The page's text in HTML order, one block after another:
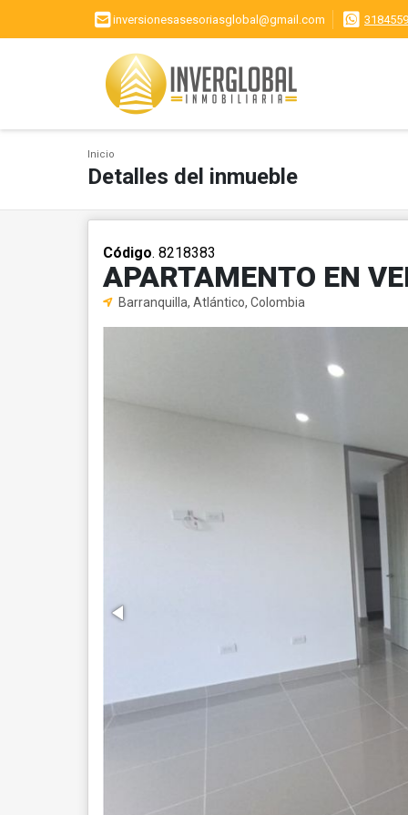
inversionesasesoriasglobal@gmail.com
Inicio
Detalles del inmueble
Código. 8218383
APARTAMENTO EN
Barranquilla, Atlántico, Colombia